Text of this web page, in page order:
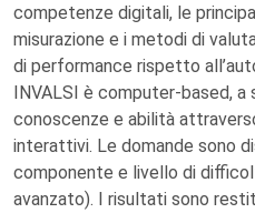
competenze digitali, le
misurazione e i metodi di
di performance rispetto
INVALSI è computer-based,
conoscenze e abilità
interattivi. Le domande sono
componente e livello di
avanzato). I risultati sono